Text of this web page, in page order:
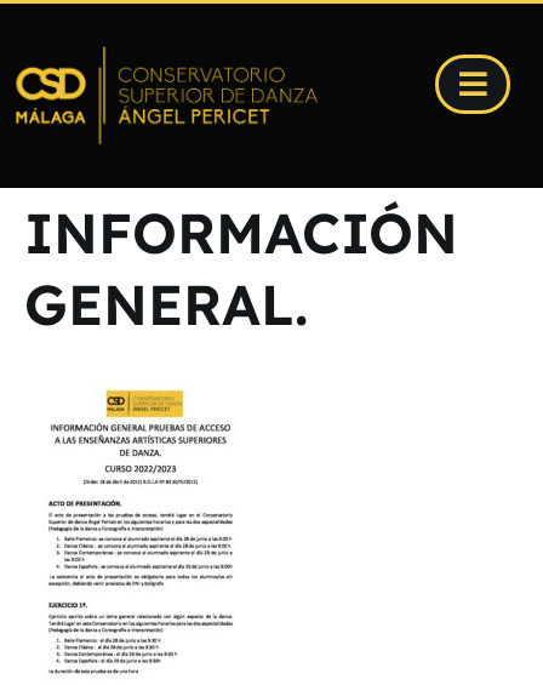
INFORMACIÓN
GENERAL.